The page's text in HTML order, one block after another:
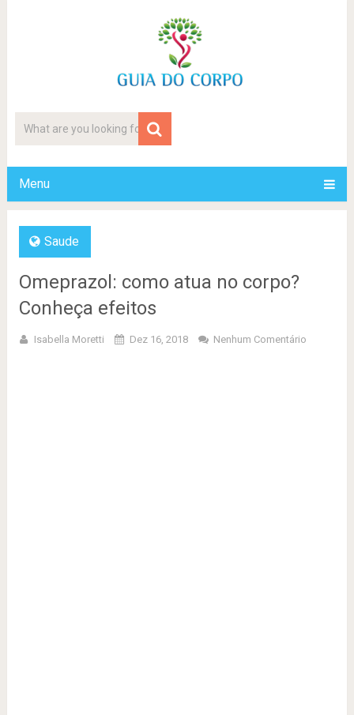
Menu
Saude
Omeprazol: como atua no corpo?
Conheça efeitos
Isabella Moretti Dez 16, 2018 Nenhum Comentário